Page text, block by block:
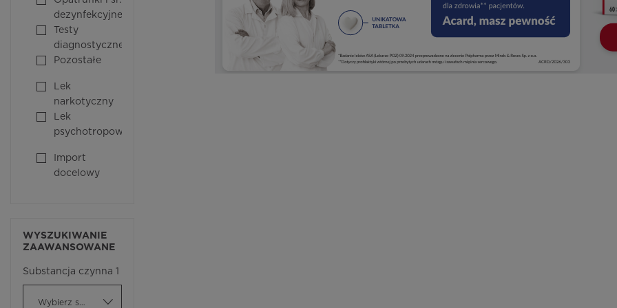
dezynfekcyjne
Testy
diagnostyczne
Pozostałe
Lek
narkotyczny
Lek
psychotropowy
Import
docelowy
WYSZUKIWANIE
ZAAWANSOWANE
Substancja czynna 1